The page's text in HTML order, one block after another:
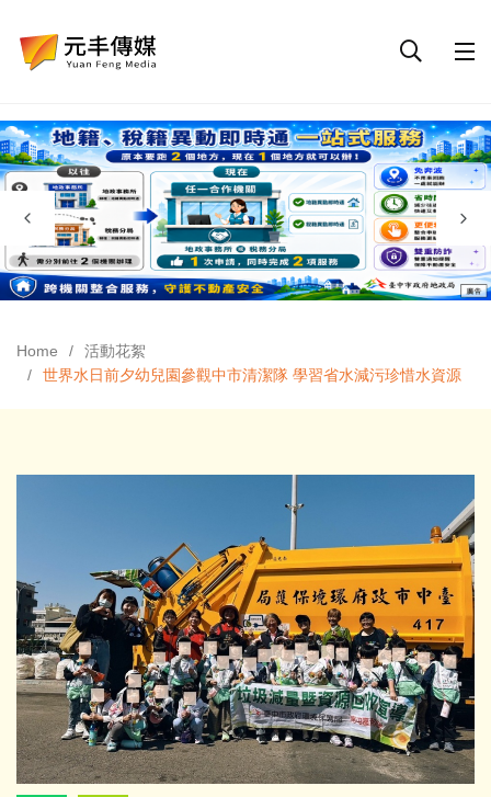
Home
活動花絮
世界水日前夕幼兒園參觀中市清潔隊 學習省水減污珍惜水資源